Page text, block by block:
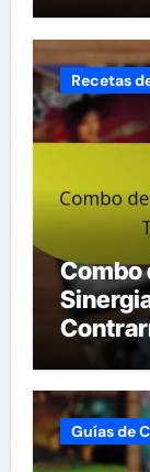
Recetas
Combo
Guías de